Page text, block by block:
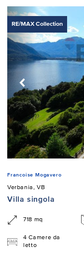
RE/MAX Collection
Francoise Mogavero
Verbania, VB
Villa singola
718 mq
4 Camere da
letto